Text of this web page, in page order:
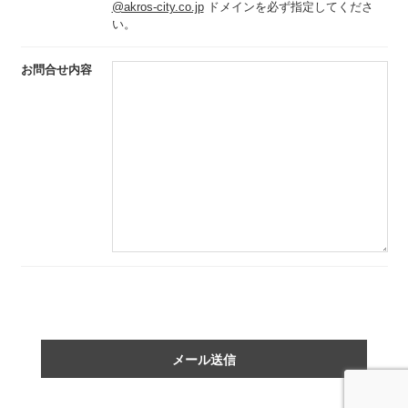
@akros-city.co.jpドメインを必ず指定してくださ
い。
お問合せ内容